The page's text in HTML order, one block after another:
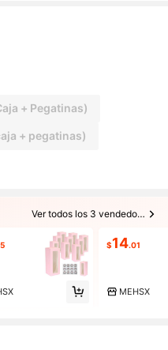
+ Pegatinas)
+ pegatinas)
Ver todos los 3 vendedores
$14.01
MEHSX